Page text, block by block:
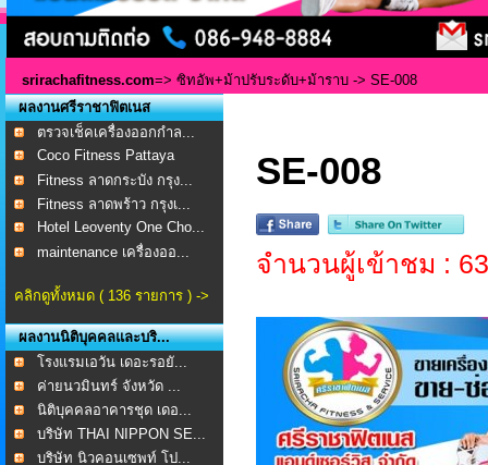
srirachafitness.com=> ซิทอัพ+ม้าปรับระดับ+ม้าราบ -> SE-008 ​
ผลงานศรีราชาฟิตเนส
ตรวจเช็คเครื่องออกกำล...
Coco Fitness Pattaya
Fitness ลาดกระบัง กรุง...
Fitness ลาดพร้าว กรุงเ...
Hotel Leoventy One Cho...
maintenance เครื่องออ...
คลิกดูทั้งหมด ( 136 รายการ ) ->
ผลงานนิติบุคคลและบริ...
โรงแรมเอวัน เดอะรอยั...
ค่ายนวมินทร์ จังหวัด ...
นิติบุคคลอาคารชุด เดอ...
บริษัท THAI NIPPON SE...
บริษัท นิวคอนเซพท์ โป...
SE-008 ​
จำนวนผู้เข้าชม :